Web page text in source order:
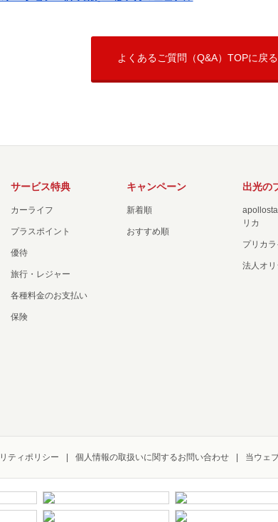
よくあるご質問（Q&A）TOPに戻る
サービス特典
カーライフ
プラスポイント
優待
旅行・レジャー
各種料金のお支払い
保険
キャンペーン
新着順
おすすめ順
出光の
リカ
プリカ
法人オ
ティポリシー 個人情報の取扱いに関するお問い合わせ 当ウェ